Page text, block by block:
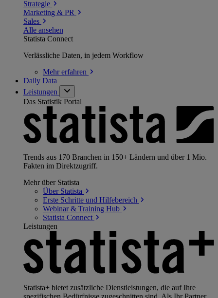
Strategie
Marketing & PR
Sales
Alle ansehen
Statista Connect
Verlässliche Daten, in jedem Workflow
Mehrerfahren
Daily Data
Leistungen
Das Statistik Portal
Trends aus 170 Branchen in 150+ Ländern und über 1 Mio.
Fakten im Direktzugriff.
Mehr über Statista
Über Statista
Erste Schritte und Hilfebereich
Webinar & Training Hub
Statista Connect
Leistungen
Statista+ bietet zusätzliche Dienstleistungen, die auf Ihre
spezifischen Bedürfnisse zugeschnitten sind. Als Ihr Partner